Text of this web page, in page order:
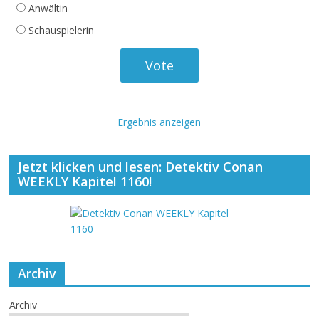
Anwältin
Schauspielerin
Ergebnis anzeigen
Jetzt klicken und lesen: Detektiv Conan
WEEKLY Kapitel 1160!
Archiv
Archiv